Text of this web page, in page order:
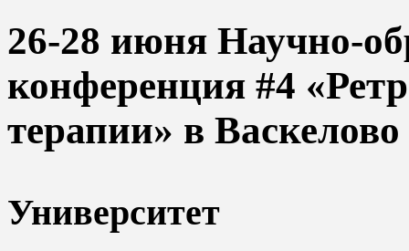
26-28 июня Научно-
конференция #4
терапии» в Васкелово
Университет